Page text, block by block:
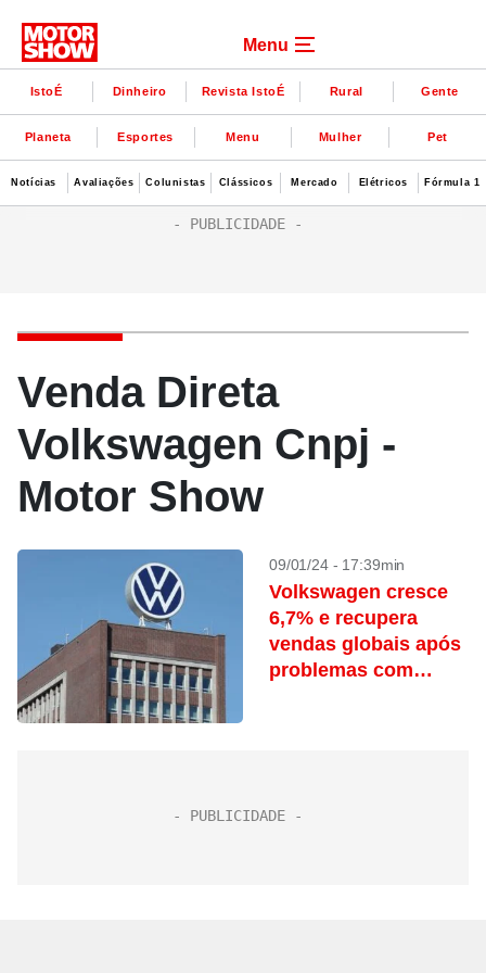
Menu
IstoÉ Dinheiro Revista IstoÉ Rural Gente
Planeta Esportes Menu Mulher Pet
Notícias Avaliações Colunistas Clássicos Mercado Elétricos Fórmula 1
Venda Direta
Volkswagen Cnpj -
Motor Show
09/01/24 - 17:39min
Volkswagen cresce
6,7% e recupera
vendas globais após
problemas com